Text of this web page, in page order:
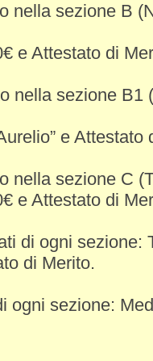
nella sezione B
e Attestato di
nella sezione B1
e Attestato
nella sezione C
e Attestato di
di ogni sezione:
di Merito.
ogni sezione: